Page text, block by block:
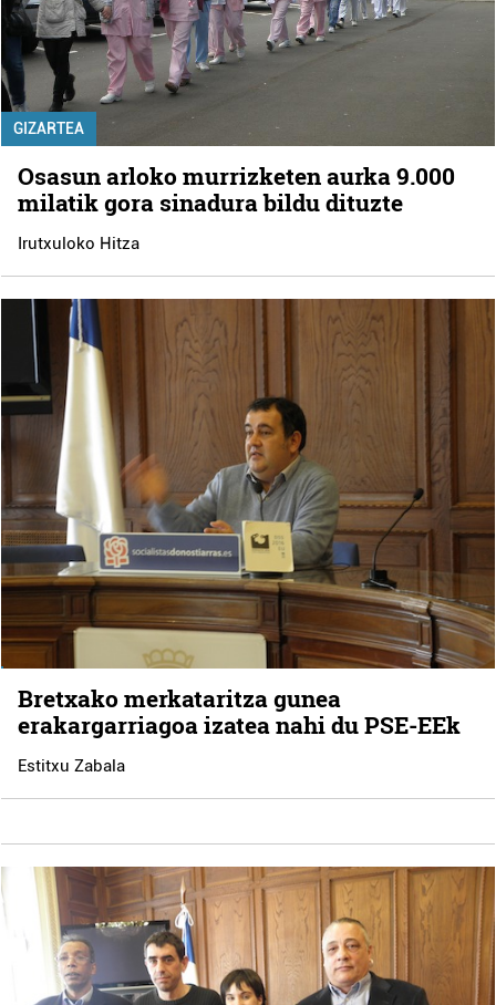
GIZARTEA
Osasun arloko murrizketen aurka 9.000
milatik gora sinadura bildu dituzte
Irutxuloko Hitza
Bretxako merkataritza gunea
erakargarriagoa izatea nahi du PSE-EEk
Estitxu Zabala